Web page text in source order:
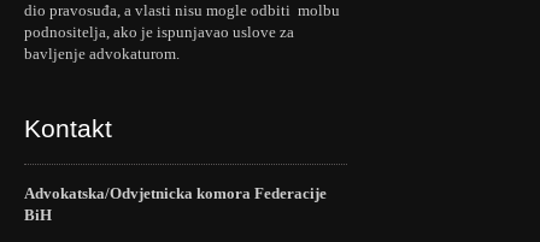
dio pravosuđa, a vlasti nisu mogle odbiti molbu
podnositelja, ako je ispunjavao uslove za
bavljenje advokaturom.
Kontakt
Advokatska/Odvjetnicka komora Federacije
BiH